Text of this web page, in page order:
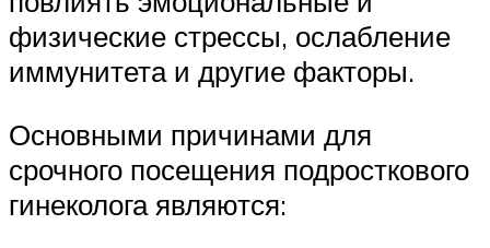
физические стрессы, ослабление
иммунитета и другие факторы.
Основными причинами для
срочного посещения подросткового
гинеколога являются: